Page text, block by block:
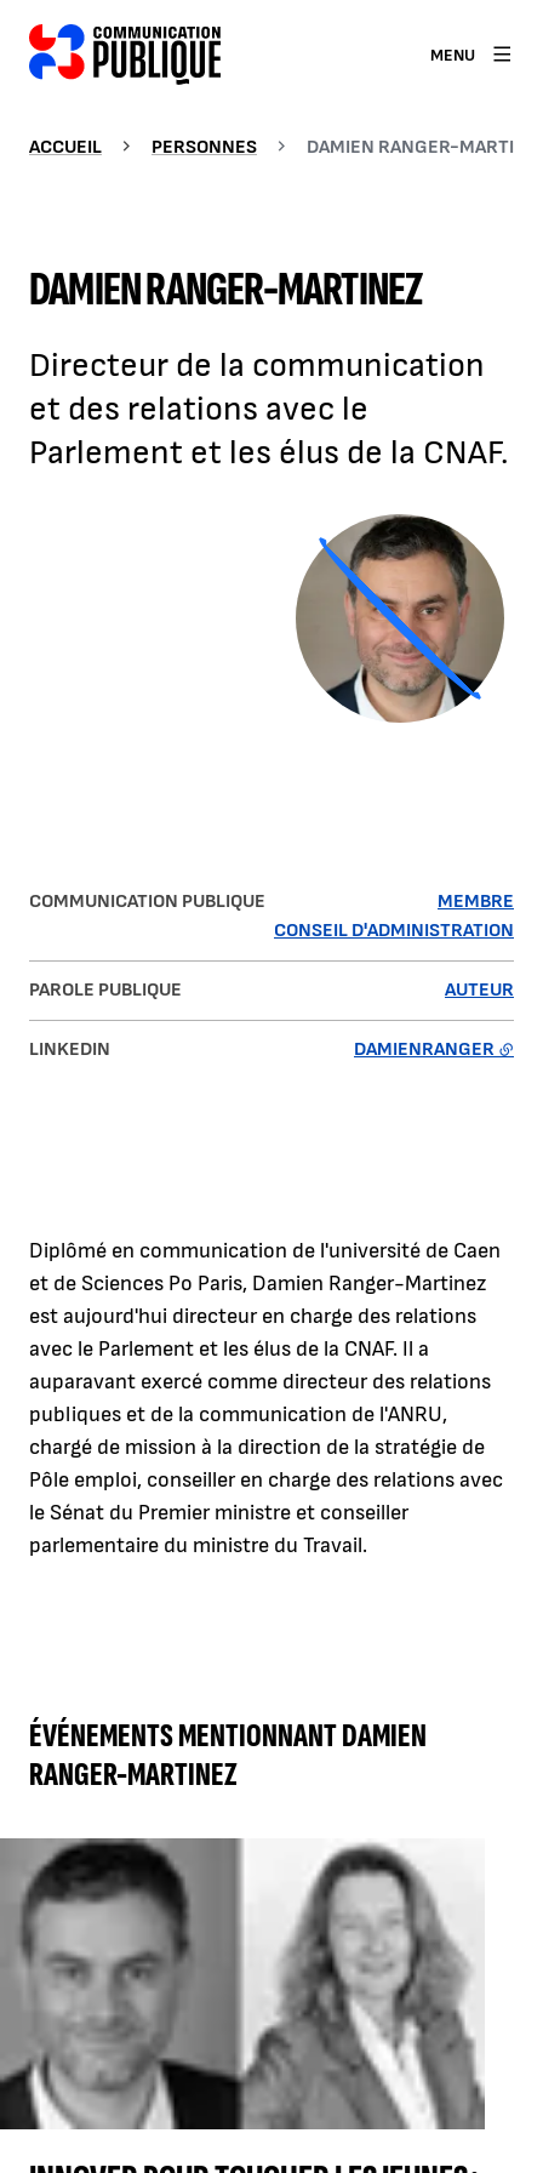
MENU
ACCUEIL PERSONNES DAMIEN RANGER-
DAMIEN RANGER-MARTINEZ
Directeur de la communication
et des relations avec le
Parlement et les élus de la CNAF.
Agrandir
COMMUNICATION PUBLIQUE
MEMBRE
CONSEIL D'ADMINISTRATION
PAROLE PUBLIQUE AUTEUR
LINKEDIN DAMIENRANGER
Diplômé en communication de l'université de Caen
et de Sciences Po Paris, Damien Ranger-Martinez
est aujourd'hui directeur en charge des relations
avec le Parlement et les élus de la CNAF. Il a
auparavant exercé comme directeur des relations
publiques et de la communication de l'ANRU,
chargé de mission à la direction de la stratégie de
Pôle emploi, conseiller en charge des relations avec
le Sénat du Premier ministre et conseiller
parlementaire du ministre du Travail.
ÉVÉNEMENTS MENTIONNANT DAMIEN
RANGER-MARTINEZ